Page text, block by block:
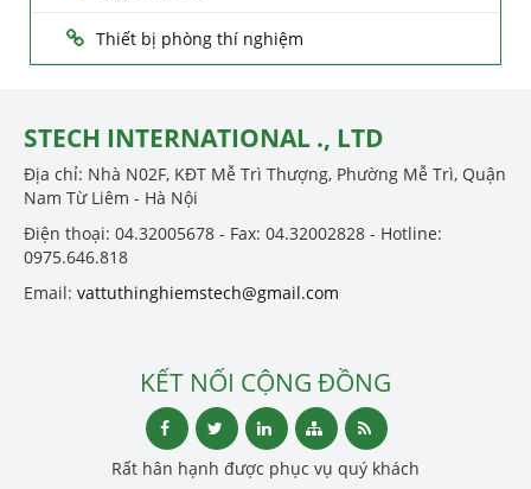
Thiết bị phòng thí nghiệm
STECH INTERNATIONAL ., LTD
Địa chỉ: Nhà N02F, KĐT Mễ Trì Thượng, Phường Mễ Trì, Quận
Nam Từ Liêm - Hà Nội
Điện thoại: 04.32005678 - Fax: 04.32002828 - Hotline:
0975.646.818
Email: vattuthinghiemstech@gmail.com
KẾT NỐI CỘNG ĐỒNG
Rất hân hạnh được phục vụ quý khách